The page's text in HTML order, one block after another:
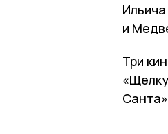
и
Три